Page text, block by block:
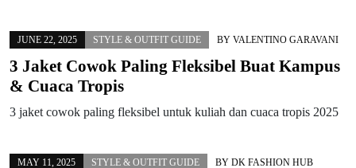
JUNE 22, 2025 STYLE & OUTFIT GUIDE BY VALENTINO GARAVANI
3 Jaket Cowok Paling Fleksibel Buat Kampus
& Cuaca Tropis
3 jaket cowok paling fleksibel untuk kuliah dan cuaca tropis 2025
MAY 11, 2025 STYLE & OUTFIT GUIDE BY DK FASHION HUB